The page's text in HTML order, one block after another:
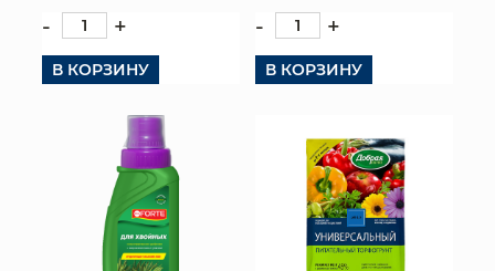
- +
В КОРЗИНУ
- +
В КОРЗИНУ